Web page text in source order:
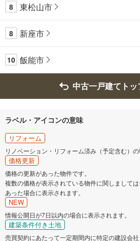
8 東松山市
8 新座市
10 飯能市
中古一戸建てトッ
ラベル・アイコンの意味
リフォーム
リノベーション・リフォーム済み（予定含む）の
価格更新
価格の更新があった物件です。
複数の価格が表示されている物件に関しまして
あった場合に表示されます。
NEW
情報公開日が7日以内の場合に表示されます。
建築条件付き土地
売買契約にあたって一定期間内に特定の建設会